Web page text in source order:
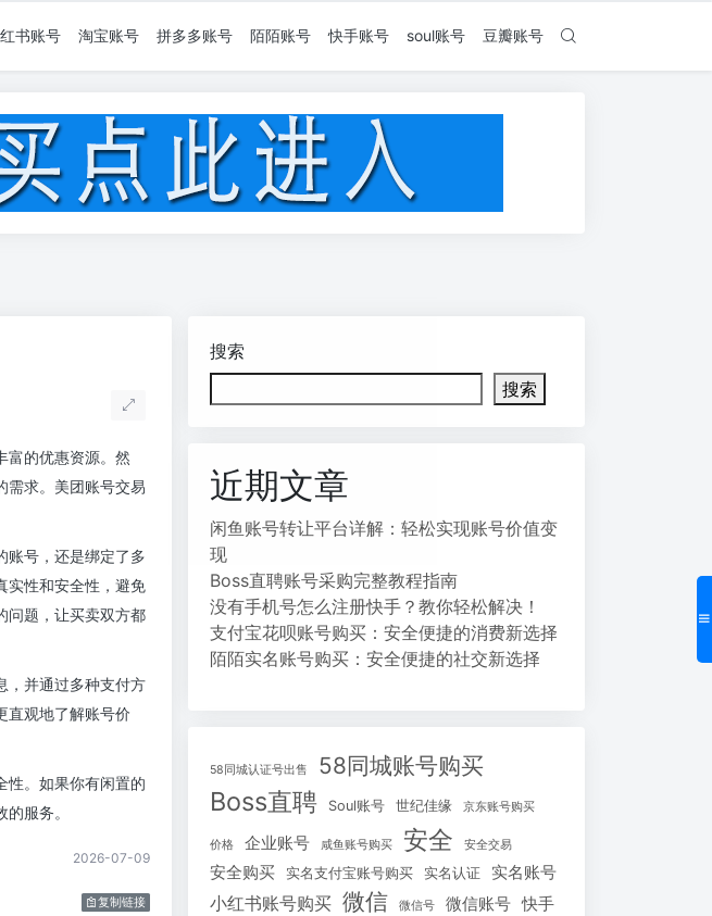
书账号 淘宝账号 拼多多账号 陌陌账号 快手账号 soul账号 豆瓣账号
富的优惠资源。然
需求。美团账号交易
账号，还是绑定了多
实性和安全性，避免
问题，让买卖双方都
，并通过多种支付方
直观地了解账号价
性。如果你有闲置的
服务。
2026-07-09
复制链接
搜索
搜索
近期文章
闲鱼账号转让平台详解：轻松实现账号价值变
现
Boss直聘账号采购完整教程指南
没有手机号怎么注册快手？教你轻松解决！
支付宝花呗账号购买：安全便捷的消费新选择
陌陌实名账号购买：安全便捷的社交新选择
58同城认证号出售 58同城账号购买
Boss直聘 Soul账号 世纪佳缘 京东账号购买
价格 企业账号 咸鱼账号购买 安全 安全交易
安全购买 实名支付宝账号购买 实名认证 实名账号
小红书账号购买 微信 微信号 微信账号 快手